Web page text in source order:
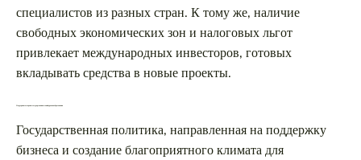
специалистов из разных стран. К тому же, наличие
свободных экономических зон и налоговых льгот
привлекает международных инвесторов, готовых
вкладывать средства в новые проекты.
Поддержка со стороны государства и высокий уровень образования
Государственная политика, направленная на поддержку
бизнеса и создание благоприятного климата для